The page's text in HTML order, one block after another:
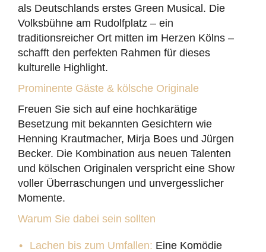
als Deutschlands erstes Green Musical. Die
Volksbühne am Rudolfplatz – ein
traditionsreicher Ort mitten im Herzen Kölns –
schafft den perfekten Rahmen für dieses
kulturelle Highlight.
Prominente Gäste & kölsche Originale
Freuen Sie sich auf eine hochkarätige
Besetzung mit bekannten Gesichtern wie
Henning Krautmacher, Mirja Boes und Jürgen
Becker. Die Kombination aus neuen Talenten
und kölschen Originalen verspricht eine Show
voller Überraschungen und unvergesslicher
Momente.
Warum Sie dabei sein sollten
Lachen bis zum Umfallen: Eine Komödie